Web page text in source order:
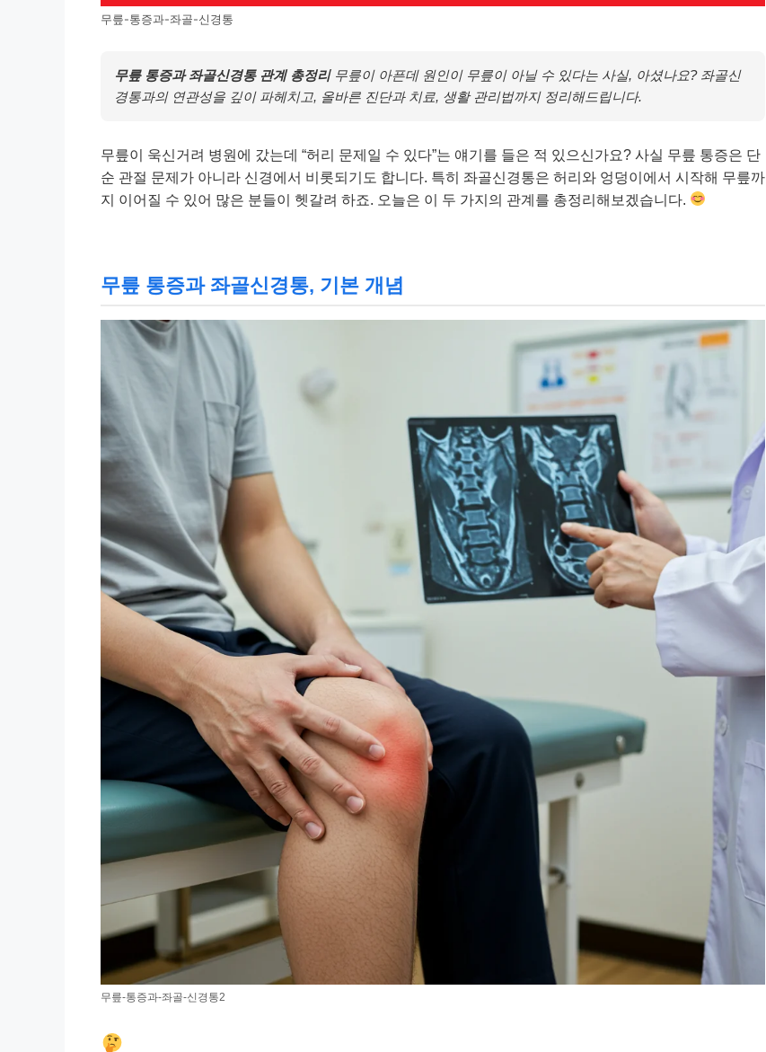
무릎-통증과-좌골-신경통
무릎 통증과 좌골신경통 관계 총정리무릎이 아픈데 원인이 무릎이 아닐 수 있다는 사실, 아셨나요? 좌골신
경통과의 연관성을 깊이 파헤치고, 올바른 진단과 치료, 생활 관리법까지 정리해드립니다.
무릎이 욱신거려 병원에 갔는데 “허리 문제일 수 있다”는 얘기를 들은 적 있으신가요? 사실 무릎 통증은 단
순 관절 문제가 아니라 신경에서 비롯되기도 합니다. 특히 좌골신경통은 허리와 엉덩이에서 시작해 무릎까
지 이어질 수 있어 많은 분들이 헷갈려 하죠. 오늘은 이 두 가지의 관계를 총정리해보겠습니다.
무릎 통증과 좌골신경통, 기본 개념
무릎-통증과-좌골-신경통2